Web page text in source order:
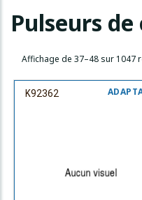
Pulseurs
Affichage de 37–48 sur 1047
K92362